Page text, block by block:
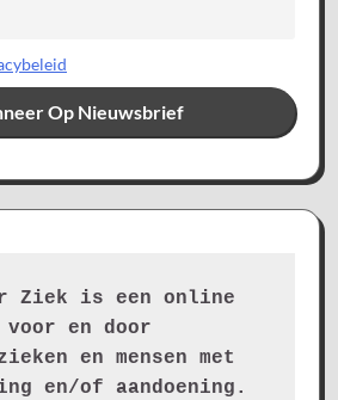
Ziek is een online
voor en door
en mensen met
en/of aandoening.